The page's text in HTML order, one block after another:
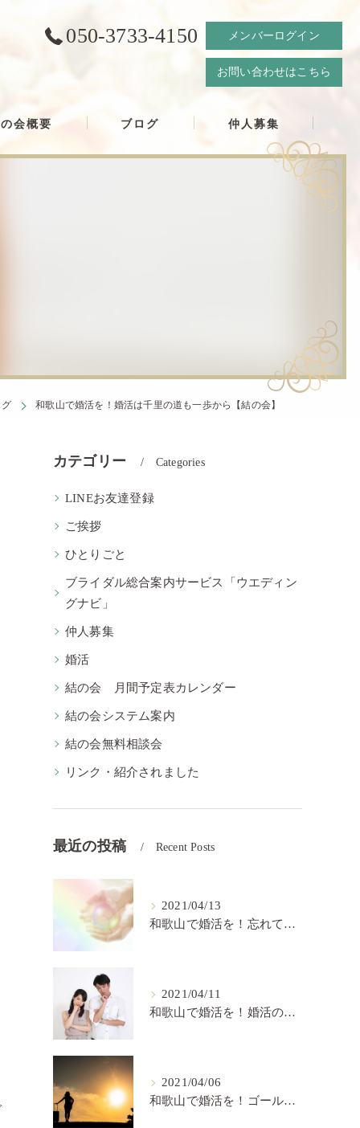
050-3733-4150 メンバーログイン
お問い合わせはこちら
会概要 ブログ 仲人募集
和歌山で婚活を！婚活は千里の道も一歩から【結の会】
カテゴリー Categories
LINEお友達登録
ご挨拶
ひとりごと
ブライダル総合案内サービス「ウエディン
グナビ」
仲人募集
婚活
結の会 月間予定表カレンダー
結の会システム案内
結の会無料相談会
リンク・紹介されました
最近の投稿 Recent Posts
2021/04/13
和歌山で婚活を！忘れてはいけない婚活の秘訣【結の会】
2021/04/11
和歌山で婚活を！婚活の中で大切なこと【結の会】
2021/04/06
和歌山で婚活を！ゴールを決めるということ【結の会】